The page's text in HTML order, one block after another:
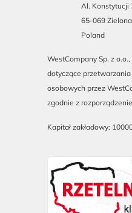
Al. Konstytucji
65-069
Poland
WestCompany Sp. z
dotyczące
osobowych przez
zgodnie z
Kapitał zakładowy: